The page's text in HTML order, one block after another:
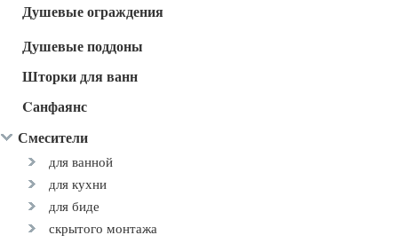
Душевые ограждения
Душевые поддоны
Шторки для ванн
Cанфаянс
Смесители
для ванной
для кухни
для биде
скрытого монтажа